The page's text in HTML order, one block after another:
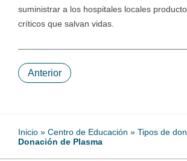
suministrar a los hospitales locales
críticos que salvan vidas.
Anterior
Inicio » Centro de Educación » Tipos de
Donación de Plasma